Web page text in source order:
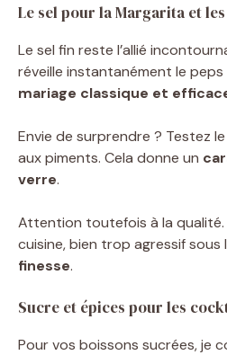
Le sel pour la Margarita et
Le sel fin reste l’allié
réveille instantanément le
mariage classique et
Envie de surprendre ? Testez
aux piments. Cela donne un
verre.
Attention toutefois à la qualité.
cuisine, bien trop agressif sous
finesse.
Sucre et épices pour les
Pour vos boissons sucrées, je